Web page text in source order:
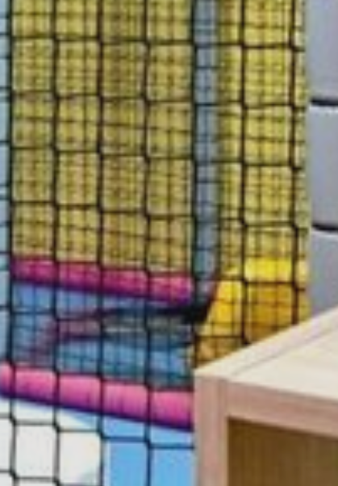
200m od kompleksu Zagroń
Pensjonat